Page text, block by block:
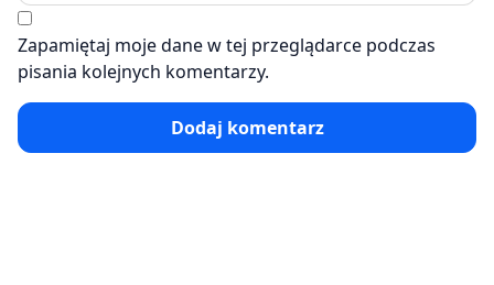
Zapamiętaj moje dane w tej przeglądarce podczas
pisania kolejnych komentarzy.
Dodaj komentarz